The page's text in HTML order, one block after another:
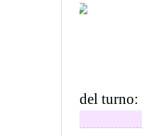
del turno: